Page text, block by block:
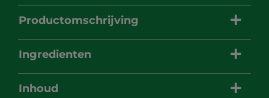
Productomschrijving
Ingredienten
Inhoud